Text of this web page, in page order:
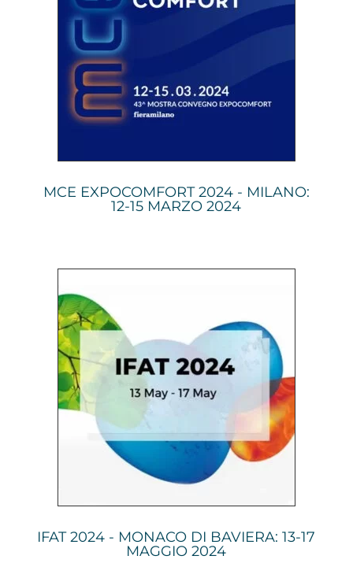
MCE EXPOCOMFORT 2024 - MILANO:
12-15 MARZO 2024
IFAT 2024 - MONACO DI BAVIERA: 13-17
MAGGIO 2024